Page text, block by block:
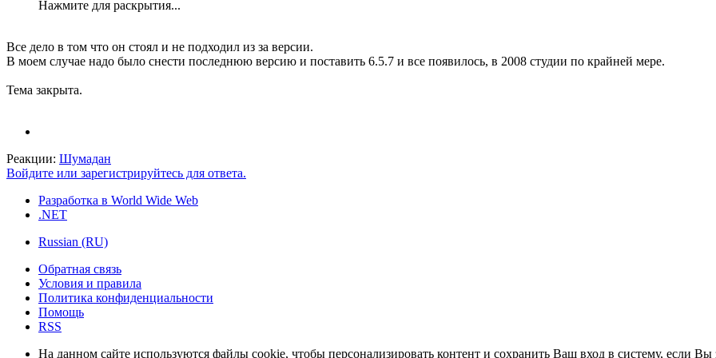
Нажмите для раскрытия...
Все дело в том что он стоял и не подходил из за версии.
В моем случае надо было снести последнюю версию и поставить 6.5.7 и все появилось, в 2008 студии по крайней мере.
Тема закрыта.
Реакции: Шумадан
Войдите или зарегистрируйтесь для ответа.
Разработка в World Wide Web
.NET
Russian (RU)
Обратная связь
Условия и правила
Политика конфиденциальности
Помощь
RSS
На данном сайте используются файлы cookie, чтобы персонализировать контент и сохранить Ваш вход в систему, если Вы